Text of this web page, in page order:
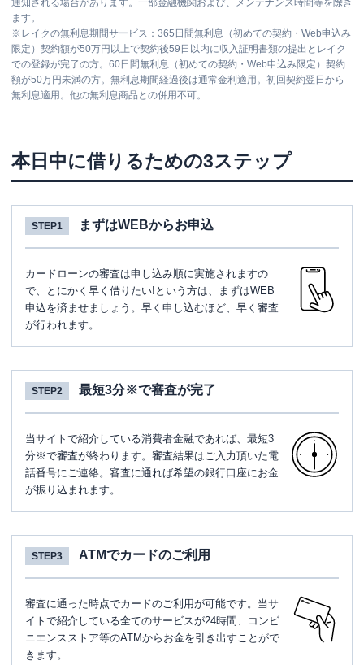
通知される場合があります。一部金融機関および、メンテナンス時間等を除き
ます。
※ レイクの無利息期間サービス：365日間無利息（初めての契約・Web申込み
限定）契約額が50万円以上で契約後59日以内に収入証明書類の提出とレイク
での登録が完了の方。60日間無利息（初めての契約・Web申込み限定）契約
額が50万円未満の方。無利息期間経過後は通常金利適用。初回契約翌日から
無利息適用。他の無利息商品との併用不可。
本日中に借りるための3ステップ
STEP1 まずはWEBからお申込
カードローンの審査は申し込み順に実施されますの
で、とにかく早く借りたい!という方は、まずはWEB
申込を済ませましょう。早く申し込むほど、早く審査
が行われます。
STEP2 最短3分※で審査が完了
当サイトで紹介している消費者金融であれば、最短3
分※で審査が終わります。審査結果はご入力頂いた電
話番号にご連絡。審査に通れば希望の銀行口座にお金
が振り込まれます。
STEP3 ATMでカードのご利用
審査に通った時点でカードのご利用が可能です。当サ
イトで紹介している全てのサービスが24時間、コンビ
ニエンスストア等のATMからお金を引き出すことがで
きます。